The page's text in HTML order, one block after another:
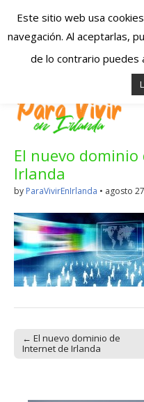
Irlanda
Irlanda
en
Irlanda
Blog dedicado a los que
Irlanda!
El nuevo
Irlanda
by ParaVivirEnIrlanda • agosto
Post navigation
← El nuevo dominio de
Internet de Irlanda
Este sitio web usa
navegación. Al aceptarlas,
de lo contrario puedes